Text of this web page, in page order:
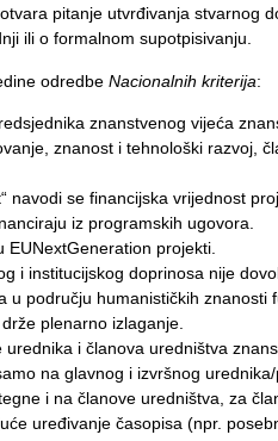
pitanje utvrđivanja stvarnog
ili o formalnom supotpisivanju.
odredbe Nacionalnih kriterija:
znanstvenog vijeća
znanost i tehnološki razvoj,
navodi se financijska vrijednost
iz programskih ugovora.
projekti.
i institucijskog doprinosa nije
u području humanističkih znanosti
plenarno izlaganje.
i članova uredništva
na glavnog i izvršnog
i na članove uredništva, za
uređivanje časopisa (npr.